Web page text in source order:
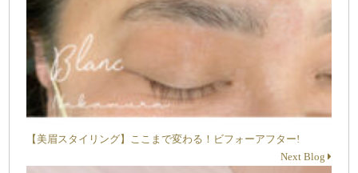
【美眉スタイリング】ここまで変わる！ビフォーアフター!
Next Blog